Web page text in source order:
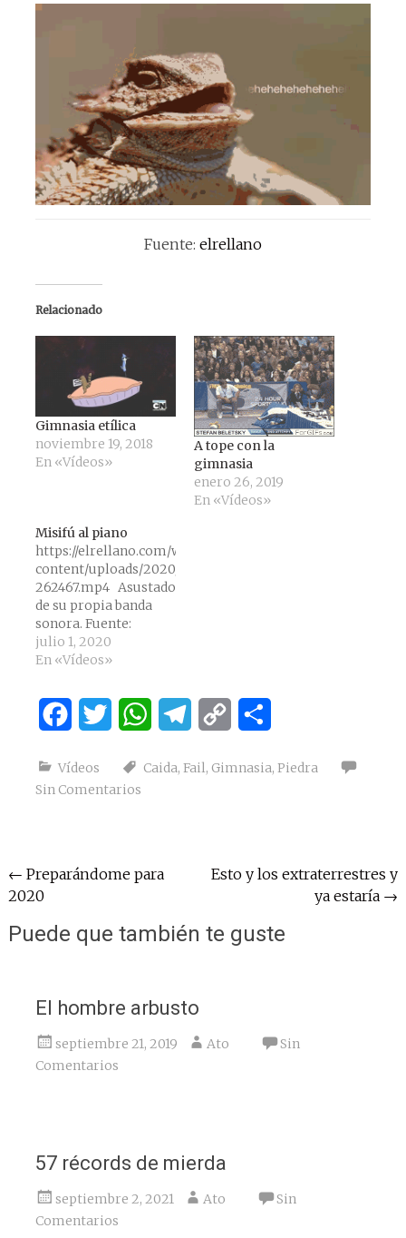
Fuente: elrellano
Relacionado
Gimnasia etílica
noviembre 19, 2018
En «Vídeos»
A tope con la
gimnasia
enero 26, 2019
En «Vídeos»
Misifú al piano
https://elrellano.com/wp-
content/uploads/2020/06/elrellano.com-
262467.mp4 Asustado
de su propia banda
sonora. Fuente:
elrellano
julio 1, 2020
En «Vídeos»
FacebookTwitter WhatsAppTelegram
Copy
Vídeos Caida, Fail, Gimnasia, Piedra
Sin Comentarios
Navegación
de
entradas
← Preparándome para
2020
Esto y los extraterrestres y
ya estaría →
Puede que también te guste
El hombre arbusto
septiembre 21, 2019 Ato
Sin
Comentarios
57 récords de mierda
septiembre 2, 2021 Ato
Sin
Comentarios